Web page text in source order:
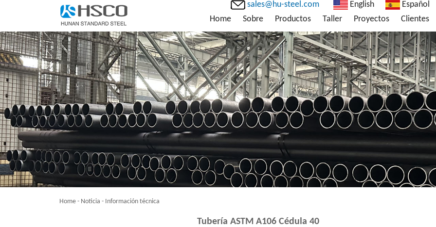
sales@hu-steel.com English
Español
Home
Sobre Productos Taller Proyectos Clientes
Home - Noticia - Información técnica
Tubería ASTM A106 Cédula 40